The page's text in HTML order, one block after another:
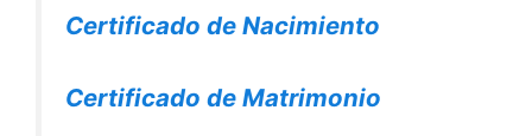
Certificado de Nacimiento
Certificado de Matrimonio